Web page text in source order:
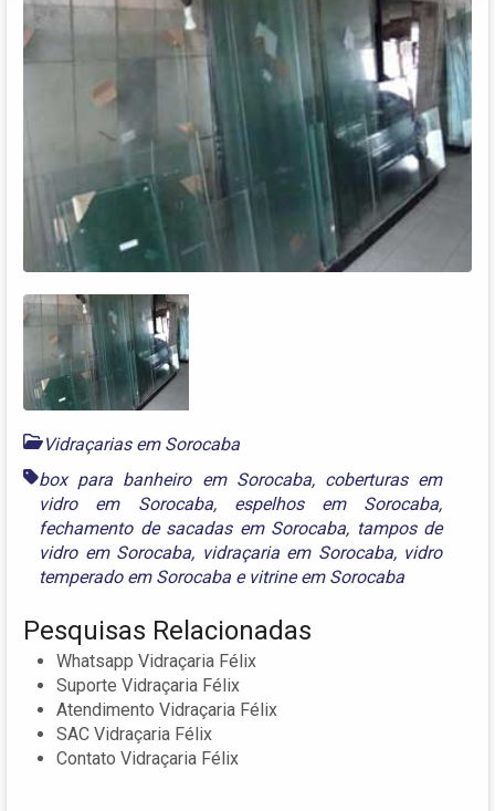
Vidraçarias em Sorocaba
box para banheiro em Sorocaba, coberturas em
vidro em Sorocaba, espelhos em Sorocaba,
fechamento de sacadas em Sorocaba, tampos de
vidro em Sorocaba, vidraçaria em Sorocaba, vidro
temperado em Sorocaba e vitrine em Sorocaba
Pesquisas Relacionadas
Whatsapp Vidraçaria Félix
Suporte Vidraçaria Félix
Atendimento Vidraçaria Félix
SAC Vidraçaria Félix
Contato Vidraçaria Félix